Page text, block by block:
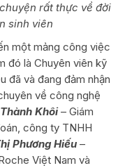
rất thực về đời
sinh viên
một mảng công việc
đó là Chuyên viên kỹ
đã và đang đảm nhận
về công nghệ
Khôi– Giám
công ty TNHH
Phương Hiếu –
Việt Nam và